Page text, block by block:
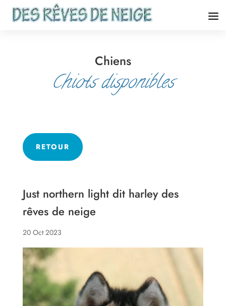
Chiens
Chiots disponibles
RETOUR
Just northern light dit harley des
rêves de neige
20 Oct 2023